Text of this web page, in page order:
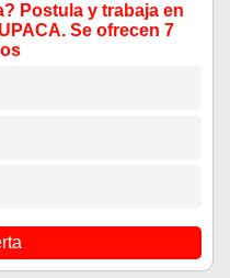
Postula y trabaja en
Se ofrecen 7